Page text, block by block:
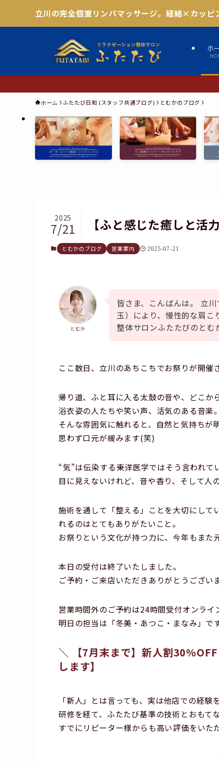
立川の完全個室リンパマッサージ。経絡×カッピ
ホ
ホーム ふたたび日和 (スタッフ共通ブログ) とむかのブログ
【ふと感じた癒しと活
2025
7/21
とむかのブログ 営業案内 2025-07-21
とむか
皆さま、こんばんは。 立
玉）により、慢性的な肩こ
整体サロンふたたびのとむ
ここ数日、立川のあちこちでお祭りが開催
帰り道、ふと耳に入る太鼓の音や、どこか
浴衣姿の人たちや笑い声、活気のある音楽。
そんな雰囲気に触れると、自然と気持ちが
思わず口元が緩みます(笑)
“気”は伝染する――東洋医学ではそう言われ
目に見えないけれど、音や香り、そして人
施術を通して「整える」ことを大切にして
れるのはとてもありがたいこと。
お祭りという文化が持つ力に、今年もまた
本日の受付は終了いたしました。
ご予約・ご来店いただきありがとうございま
営業時間外のご予約は24時間受付オンライ
明日の担当は「冬美・あつこ・まなみ」です
＼ 【7月末まで】新人割
します】
「新人」とは言っても、実は他店での経験
研修を経て、ふたたび基準の技術とおもて
すでにリピーター様からも高い評価をいた